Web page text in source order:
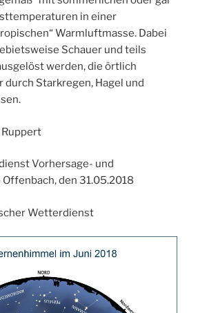
in einer
Warmluftmasse. Dabei
Schauer und teils
werden, die örtlich
Starkregen, Hagel und
Vorhersage- und
den 31.05.2018
Wetterdienst